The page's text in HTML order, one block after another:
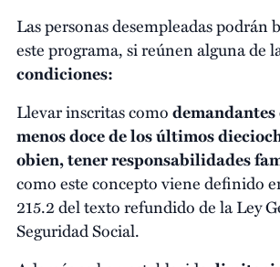
Las personas desempleadas podrán
este programa, si reúnen alguna de
condiciones:
Llevar inscritas como
menos doce de los últimos
obien, tener responsabilidades
como este concepto viene definido
215.2 del texto refundido de la Ley
Seguridad Social.